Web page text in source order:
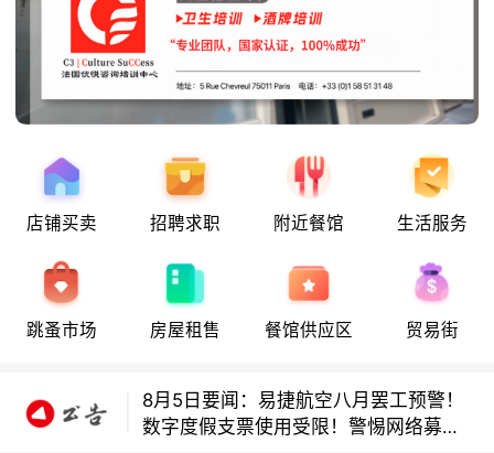
店铺买卖 招聘求职 附近餐馆 生活服务
跳蚤市场 房屋租售 餐馆供应区 贸易街
8月5日要闻：易捷航空八月罢工预警！
数字度假支票使用受限！警惕网络募捐
骗局！
无栏杆收费站逃费将重罚！
多款避孕套因安全缺陷召回！
8月5日要闻：易捷航空八月罢工预警！
数字度假支票使用受限！警惕网络募捐
骗局！